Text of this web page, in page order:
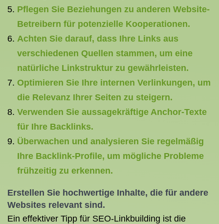
Pflegen Sie Beziehungen zu anderen Website-
Betreibern für potenzielle Kooperationen.
Achten Sie darauf, dass Ihre Links aus
verschiedenen Quellen stammen, um eine
natürliche Linkstruktur zu gewährleisten.
Optimieren Sie Ihre internen Verlinkungen, um
die Relevanz Ihrer Seiten zu steigern.
Verwenden Sie aussagekräftige Anchor-Texte
für Ihre Backlinks.
Überwachen und analysieren Sie regelmäßig
Ihre Backlink-Profile, um mögliche Probleme
frühzeitig zu erkennen.
Erstellen Sie hochwertige Inhalte, die für andere
Websites relevant sind.
Ein effektiver Tipp für SEO-Linkbuilding ist die